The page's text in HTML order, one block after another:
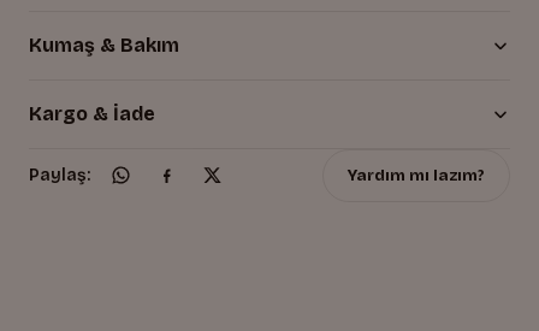
Kumaş & Bakım
Kargo & İade
Paylaş: Yardım mı lazım?